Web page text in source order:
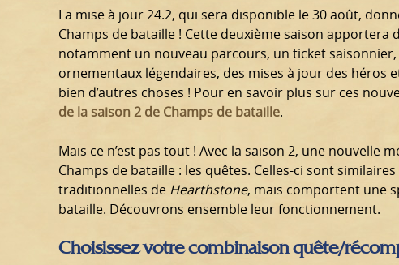
La mise à jour 24.2, qui sera disponible le 30 août,
Champs de bataille ! Cette deuxième saison apportera
notamment un nouveau parcours, un ticket saisonnier,
ornementaux légendaires, des mises à jour des héros
bien d’autres choses ! Pour en savoir plus sur ces
de la saison 2 de Champs de bataille.
Mais ce n’est pas tout ! Avec la saison 2, une nouvelle
Champs de bataille : les quêtes. Celles-ci sont
traditionnelles de Hearthstone, mais comportent une
bataille. Découvrons ensemble leur fonctionnement.
Choisissez votre combinaison quête/